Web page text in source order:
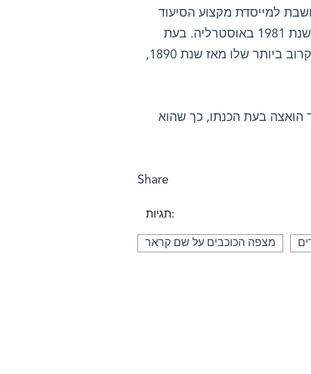
למייסדת מקצוע הסיעוד
המודרני – הוא בגודל של 4.5 קילומטרים לערך והתגלה לראשונה בשנת 1981 באוסטרליה. בעת
המעבר הנוכחי, המרחק של האסטרואיד מכדור הארץ היה המרחק הקרוב ביותר שלו מאז שנת 1890,
הואצה בעת הכנתו, כך שהוא
Share
תגיות:
מצפה הכוכבים על שם קראר